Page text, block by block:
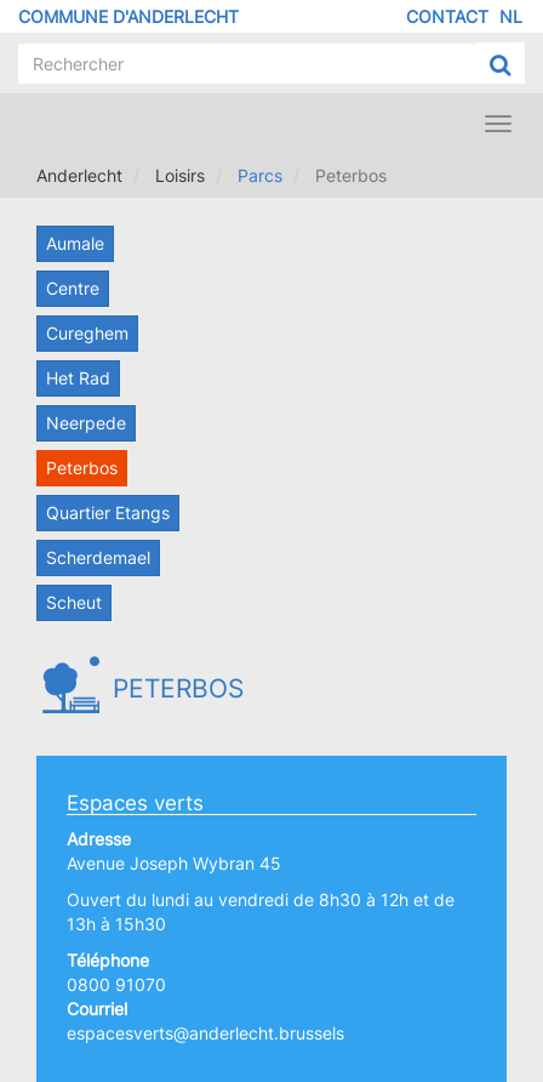
Aller
contenu
COMMUNE D'ANDERLECHT NL
DE
CONTACT
Anderlecht
Loisirs Parcs Peterbos
Aumale
Centre
Cureghem
Het Rad
Neerpede
Peterbos
Quartier Etangs
Scherdemael
Scheut
PETERBOS
Espaces verts
Adresse
Avenue Joseph Wybran 45
Ouvert du lundi au vendredi de 8h30 à 12h et de
13h à 15h30
Téléphone
0800 91070
Courriel
espacesverts@anderlecht.brussels